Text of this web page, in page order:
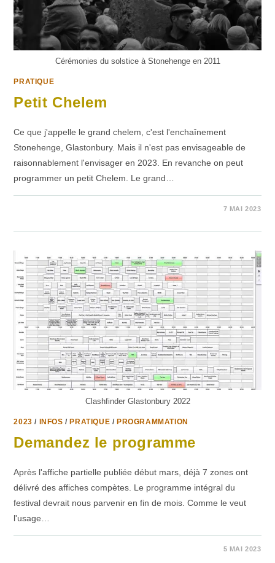
Cérémonies du solstice à Stonehenge en 2011
PRATIQUE
Petit Chelem
Ce que j'appelle le grand chelem, c'est l'enchaînement
Stonehenge, Glastonbury. Mais il n'est pas envisageable de
raisonnablement l'envisager en 2023. En revanche on peut
programmer un petit Chelem. Le grand…
7 MAI 2023
Clashfinder Glastonbury 2022
2023 / INFOS /PRATIQUE /PROGRAMMATION
Demandez le programme
Après l'affiche partielle publiée début mars, déjà 7 zones ont
délivré des affiches compètes. Le programme intégral du
festival devrait nous parvenir en fin de mois. Comme le veut
l'usage…
5 MAI 2023